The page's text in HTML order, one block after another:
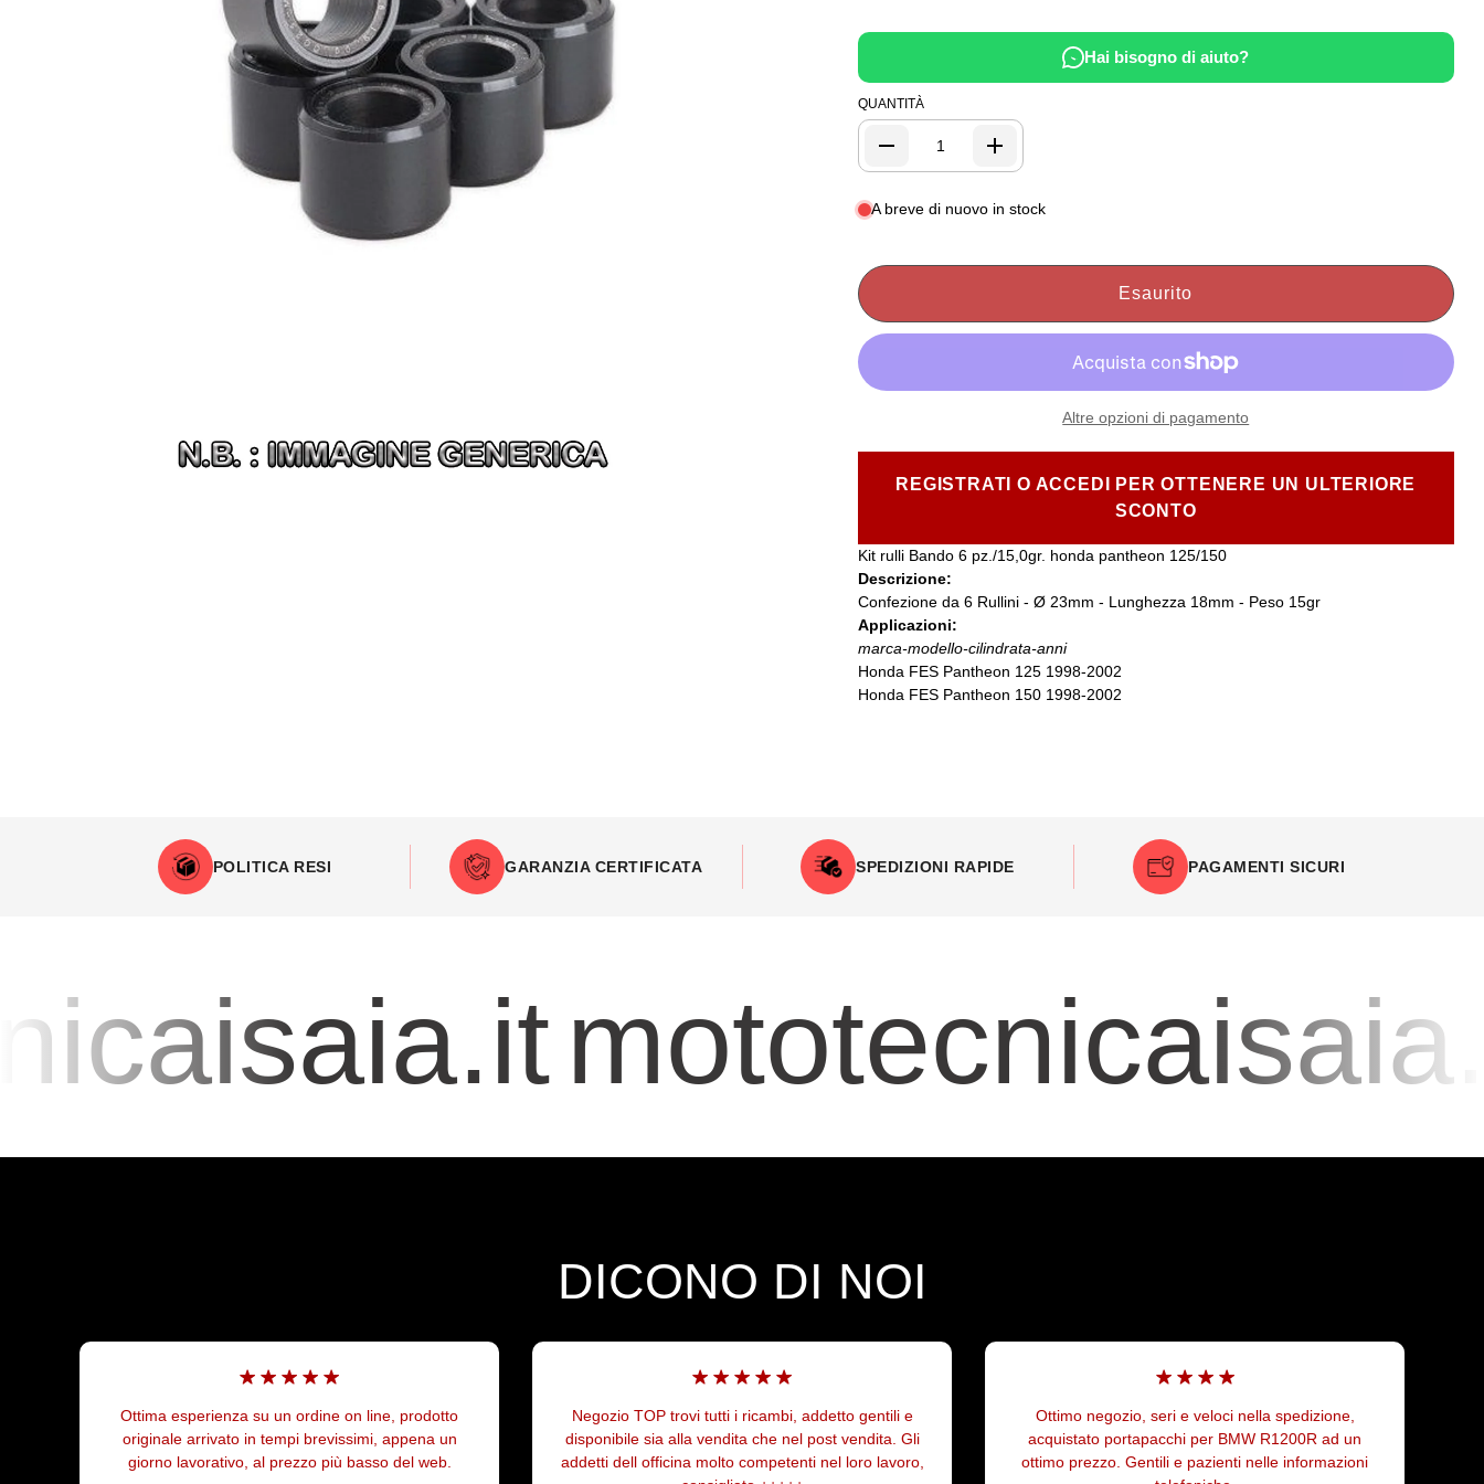
Hai bisogno di aiuto?
QUANTITÀ
A breve di nuovo in stock
Esaurito
Altre opzioni di pagamento
REGISTRATI O ACCEDI PER OTTENERE UN ULTERIORE
SCONTO
Kit rulli Bando 6 pz./15,0gr. honda pantheon 125/150
Descrizione:
Confezione da 6 Rullini - Ø 23mm - Lunghezza 18mm - Peso 15gr
Applicazioni:
marca-modello-cilindrata-anni
Honda FES Pantheon 125 1998-2002
Honda FES Pantheon 150 1998-2002
POLITICA RESI GARANZIA CERTIFICATA SPEDIZIONI RAPIDE PAGAMENTI SICURI
DICONO DI NOI
Oggi mentre facevo una ricerca di ricambi per
porter Piaggio mi sono imbattuto nella
Isaia che mi ha fornito il supporto
on line, prodotto
appena un
più basso del web.
Negozio TOP trovi tutti i ricambi, addetto gentili e
disponibile sia alla vendita che nel post vendita. Gli
addetti dell officina molto competenti nel loro lavoro,
Ottimo negozio, seri e veloci nella spedizione,
acquistato portapacchi per BMW R1200R ad un
ottimo prezzo. Gentili e pazienti nelle informazioni